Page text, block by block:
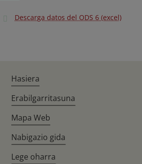
Descarga datos del ODS 6 (excel)
Hasiera
Erabilgarritasuna
Mapa Web
Nabigazio gida
Lege oharra